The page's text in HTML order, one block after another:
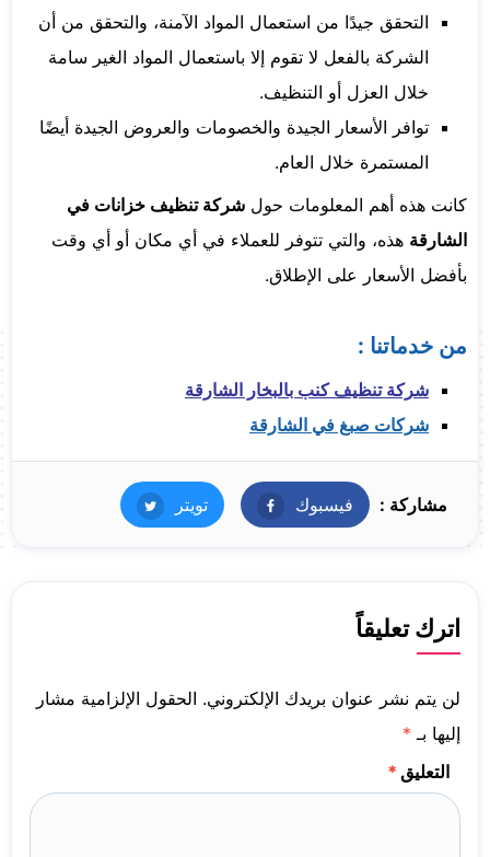
التحقق جيدًا من استعمال المواد الآمنة، والتحقق من أن
الشركة بالفعل لا تقوم إلا باستعمال المواد الغير سامة
خلال العزل أو التنظيف.
توافر الأسعار الجيدة والخصومات والعروض الجيدة أيضًا
المستمرة خلال العام.
كانت هذه أهم المعلومات حول شركة تنظيف خزانات في
الشارقة هذه، والتي تتوفر للعملاء في أي مكان أو أي وقت
بأفضل الأسعار على الإطلاق.
من خدماتنا :
شركة تنظيف كنب بالبخار الشارقة
شركات صبغ في الشارقة
مشاركة : فيسبوك فيسبوكتويتر تويتر
اترك تعليقاً
لن يتم نشر عنوان بريدك الإلكتروني. الحقول الإلزامية مشار
إليها بـ *
التعليق *